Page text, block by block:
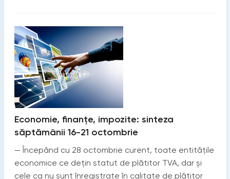
Economie, finanţe, impozite: sinteza
săptămânii 16-21 octombrie
— Începând cu 28 octombrie curent, toate entitățile
economice ce dețin statut de plătitor TVA, dar și
cele ca nu sunt înregistrate în calitate de plătitor